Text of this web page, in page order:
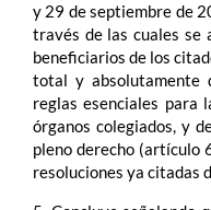
y 29 de septiembre de
través de las cuales se
beneficiarios de los
total y absolutamente
reglas esenciales para
órganos colegiados, y
pleno derecho (artículo
resoluciones ya citadas